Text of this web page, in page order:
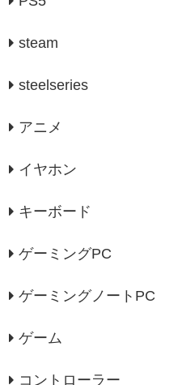
steam
steelseries
アニメ
イヤホン
キーボード
ゲーミングPC
ゲーミングノートPC
ゲーム
コントローラー